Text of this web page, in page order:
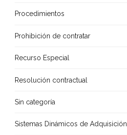
Procedimientos
Prohibición de contratar
Recurso Especial
Resolución contractual
Sin categoría
Sistemas Dinámicos de Adquisición